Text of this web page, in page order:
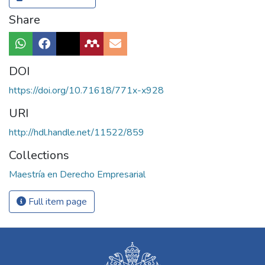
Share
DOI
https://doi.org/10.71618/771x-x928
URI
http://hdl.handle.net/11522/859
Collections
Maestría en Derecho Empresarial
Full item page